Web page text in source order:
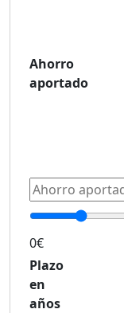
Ahorro
aportado
0€
Plazo
en
años